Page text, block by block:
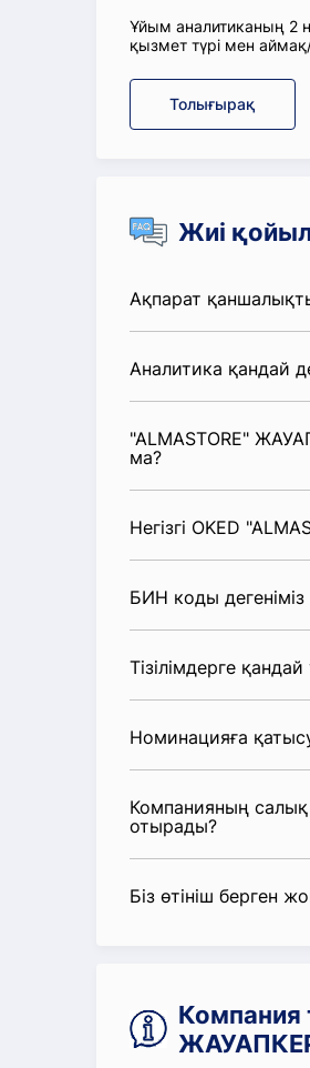
Ұйым аналитиканың 2
қызмет түрі мен
Толығырақ
Жиі
Ақпарат
Аналитика қандай
"ALMASTORE"
ма?
Негізгі OKED
БИН коды
Тізілімдерге
Номинацияға
Компанияның
отырады?
Біз өтініш берген
Компания